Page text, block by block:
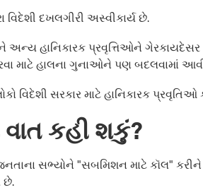
દખલગીરી અસ્વીકાર્ય છે.
અન્ય હાનિકારક પ્રવૃત્તિઓને
માટે હાલના ગુનાઓને પણ બદલવામાં
વિદેશી સરકાર માટે હાનિકારક
વાત કહી શકું?
સભ્યોને "સબમિશન માટે કૉલ" કરીને
છે.